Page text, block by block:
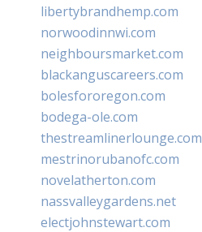
libertybrandhemp.com
norwoodinnwi.com
neighboursmarket.com
blackanguscareers.com
bolesfororegon.com
bodega-ole.com
thestreamlinerlounge.com
mestrinorubanofc.com
novelatherton.com
nassvalleygardens.net
electjohnstewart.com